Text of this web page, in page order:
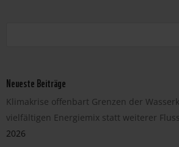
Neueste Beiträge
Klimakrise offenbart Grenzen der
vielfältigen Energiemix statt weiterer
2026